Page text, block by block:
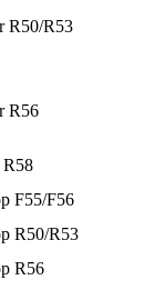
R50/R53
R56
R58
F55/F56
R50/R53
R56